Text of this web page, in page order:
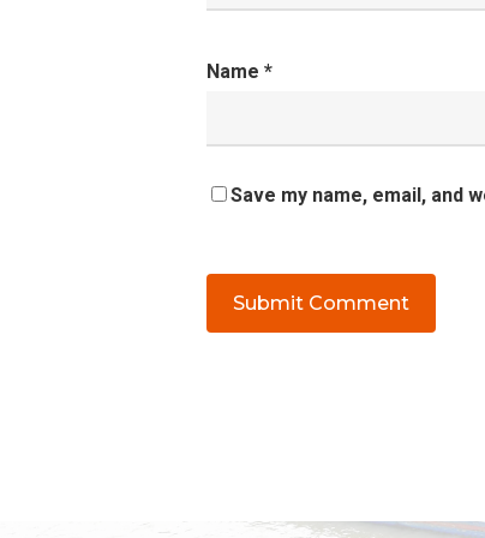
Name *
Save my name, email, and